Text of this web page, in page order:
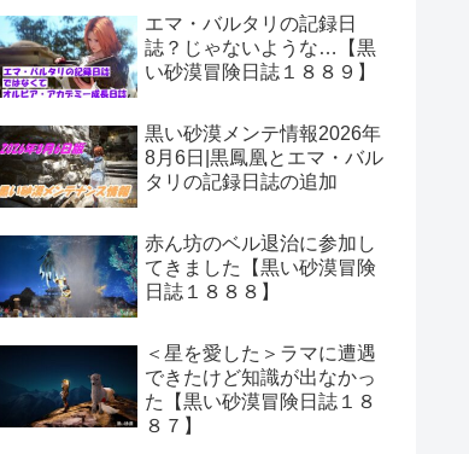
エマ・バルタリの記録日
誌？じゃないような…【黒
い砂漠冒険日誌１８８９】
黒い砂漠メンテ情報2026年
8月6日|黒鳳凰とエマ・バル
タリの記録日誌の追加
赤ん坊のベル退治に参加し
てきました【黒い砂漠冒険
日誌１８８８】
＜星を愛した＞ラマに遭遇
できたけど知識が出なかっ
た【黒い砂漠冒険日誌１８
８７】